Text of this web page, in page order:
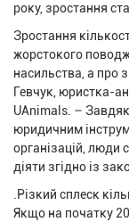
року, зростання
Зростання
жорстокого
насильства, а про
Гевчук, юристка-
UAnimals. –
юридичним
організацій, люди
діяти згідно із
.Різкий сплеск
Якщо на початку